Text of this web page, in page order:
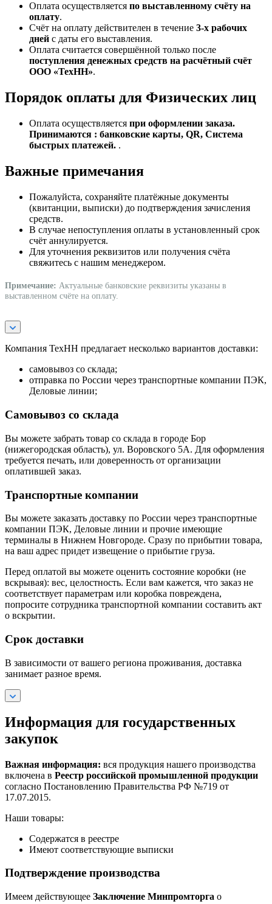
Оплата осуществляется по выставленному счёту на
оплату.
Счёт на оплату действителен в течение 3‑х рабочих
дней с даты его выставления.
Оплата считается совершённой только после
поступления денежных средств на расчётный счёт
ООО «ТехНН».
Порядок оплаты для Физических лиц
Оплата осуществляется при оформлении заказа.
Принимаются : банковские карты, QR, Система
быстрых платежей. .
Важные примечания
Пожалуйста, сохраняйте платёжные документы
(квитанции, выписки) до подтверждения зачисления
средств.
В случае непоступления оплаты в установленный срок
счёт аннулируется.
Для уточнения реквизитов или получения счёта
свяжитесь с нашим менеджером.
Примечание: Актуальные банковские реквизиты указаны в
выставленном счёте на оплату.
Компания ТехНН предлагает несколько вариантов доставки:
самовывоз со склада;
отправка по России через транспортные компании ПЭК,
Деловые линии;
Самовывоз со склада
Вы можете забрать товар со склада в городе Бор
(нижегородская область), ул. Воровского 5А. Для оформления
требуется печать, или доверенность от организации
оплатившей заказ.
Транспортные компании
Вы можете заказать доставку по России через транспортные
компании ПЭК, Деловые линии и прочие имеющие
терминалы в Нижнем Новгороде. Сразу по прибытии товара,
на ваш адрес придет извещение о прибытие груза.
Перед оплатой вы можете оценить состояние коробки (не
вскрывая): вес, целостность. Если вам кажется, что заказ не
соответствует параметрам или коробка повреждена,
попросите сотрудника транспортной компании составить акт
о вскрытии.
Срок доставки
В зависимости от вашего региона проживания, доставка
занимает разное время.
Информация для государственных
закупок
Важная информация: вся продукция нашего производства
включена в Реестр российской промышленной продукции
согласно Постановлению Правительства РФ №719 от
17.07.2015.
Наши товары:
Содержатся в реестре
Имеют соответствующие выписки
Подтверждение производства
Имеем действующее Заключение Минпромторга о